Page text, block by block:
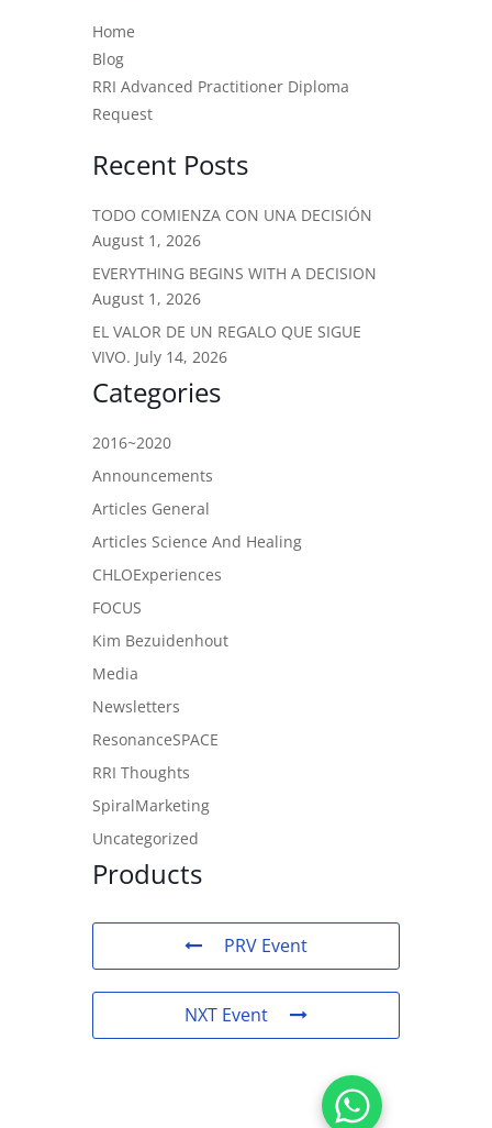
Home
Blog
RRI Advanced Practitioner Diploma
Request
Recent Posts
TODO COMIENZA CON UNA DECISIÓN
August 1, 2026
EVERYTHING BEGINS WITH A DECISION
August 1, 2026
EL VALOR DE UN REGALO QUE SIGUE
VIVO. July 14, 2026
Categories
2016~2020
Announcements
Articles General
Articles Science And Healing
CHLOExperiences
FOCUS
Kim Bezuidenhout
Media
Newsletters
ResonanceSPACE
RRI Thoughts
SpiralMarketing
Uncategorized
Products
PRV Event
NXT Event